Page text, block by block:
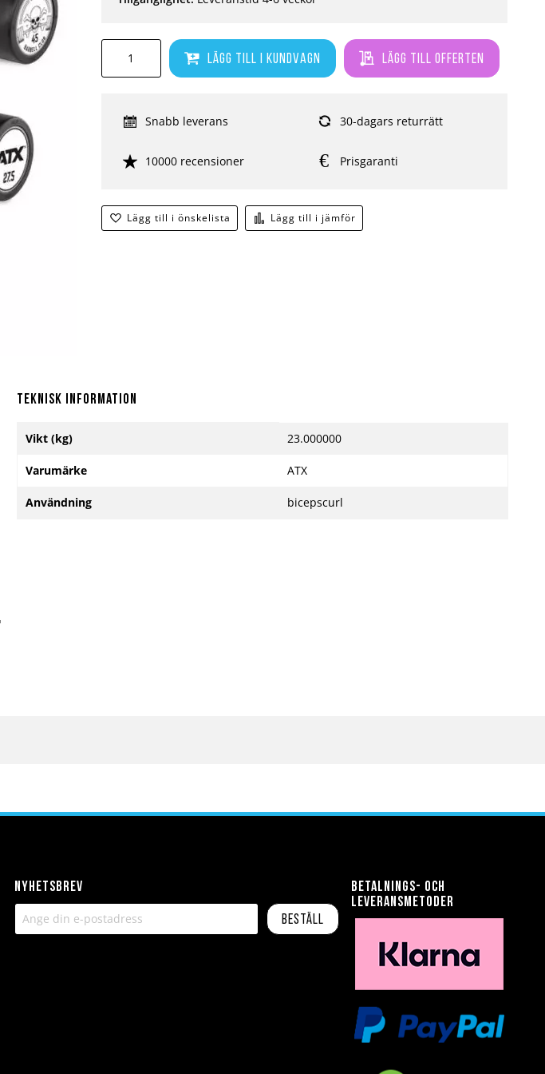
Lägg till i kundvagn Lägg till offerten
Lägg till i önskelista Lägg till i jämför
Snabb leverans 30-dagars returrätt
10000 recensioner Prisgaranti
Teknisk information
information
Vikt (kg) 23.000000
Varumärke ATX
Användning bicepscurl
Nyhetsbrev
Beställ
Betalnings- och
leveransmetoder